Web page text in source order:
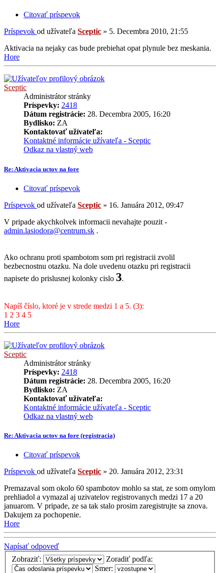
Citovať príspevok
Príspevok od užívateľa Sceptic » 5. Decembra 2010, 21:55
Aktivacia na nejaky cas bude prebiehat opat plynule bez meskania.
Hore
Sceptic
Administrátor stránky
Príspevky: 2418
Dátum registrácie: 28. Decembra 2005, 16:20
Bydlisko: ZA
Kontaktovať užívateľa:
Kontaktné informácie užívateľa - Sceptic
Odkaz na vlastný web
Re: Aktivacia uctov na fore
Citovať príspevok
Príspevok od užívateľa Sceptic » 16. Januára 2012, 09:47
V pripade akychkolvek informacii nevahajte pouzit -
admin.lasiodora@centrum.sk .
Ako ochranu proti spambotom som pri registracii zvolil
bezbecnostnu otazku. Na dole uvedenu otazku pri registracii
napisete do prislusnej kolonky cislo 3.
Napíš číslo, ktoré je v strede medzi 1 a 5. (3):
1 2 3 4 5
Hore
Sceptic
Administrátor stránky
Príspevky: 2418
Dátum registrácie: 28. Decembra 2005, 16:20
Bydlisko: ZA
Kontaktovať užívateľa:
Kontaktné informácie užívateľa - Sceptic
Odkaz na vlastný web
Re: Aktivacia uctov na fore (registracia)
Citovať príspevok
Príspevok od užívateľa Sceptic » 20. Januára 2012, 23:31
Premazaval som okolo 60 spambotov mohlo sa stat, ze som omylom
prehliadol a vymazal aj uzivatelov registrovanych medzi 17 a 20
januarom. V pripade, ze sa tak stalo prosim zaregistrujte sa znova.
Dakujem za pochopenie.
Hore
Napísať odpoveď
Zobraziť:
Zoradiť podľa:
Smer: